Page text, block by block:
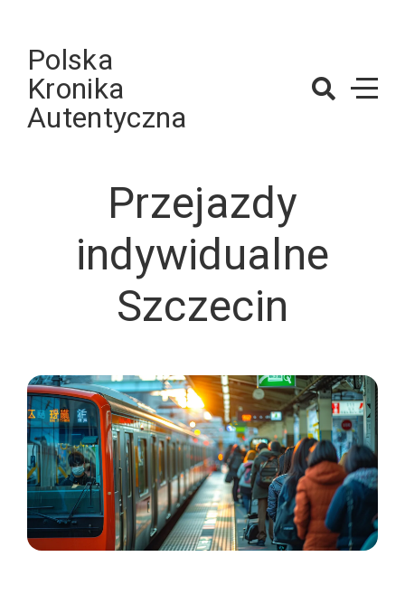
contentPolska
Kronika
Autentyczna
Przejazdy
indywidualne
Szczecin